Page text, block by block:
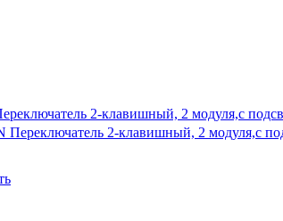
2-клавишный, 2 модуля,с